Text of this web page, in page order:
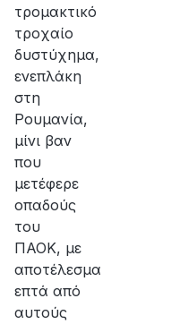
τρομακτικό
τροχαίο
δυστύχημα,
ενεπλάκη
στη
Ρουμανία,
μίνι βαν
που
μετέφερε
οπαδούς
του
ΠΑΟΚ, με
αποτέλεσμα
επτά από
αυτούς